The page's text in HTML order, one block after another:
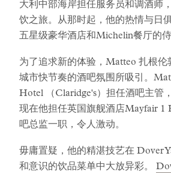
大利中部海岸担任服务员和调酒师
饮之旅。从那时起，他的热情与日
五星级豪华酒店和Michelin餐厅的侍
为了追求新的体验，Matteo 扎根伦
城市快节奏的酒吧氛围所吸引。
Hotel （Claridge's）担任酒吧主管
现在他担任英国旗舰酒店Mayfair 1
吧总监一职，令人激动。
毋庸置疑，他的精湛技艺在 Dover
和意识的饮品菜单中大放异彩。